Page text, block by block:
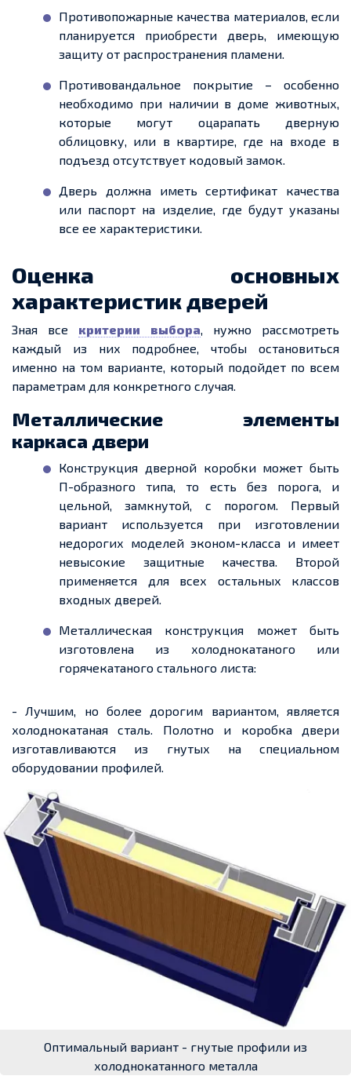
Противопожарные качества материалов, если
планируется приобрести дверь, имеющую
защиту от распространения пламени.
Противовандальное покрытие – особенно
необходимо при наличии в доме животных,
которые могут оцарапать дверную
облицовку, или в квартире, где на входе в
подъезд отсутствует кодовый замок.
Дверь должна иметь сертификат качества
или паспорт на изделие, где будут указаны
все ее характеристики.
Оценка основных
характеристик дверей
Зная все критерии выбора, нужно рассмотреть
каждый из них подробнее, чтобы остановиться
именно на том варианте, который подойдет по всем
параметрам для конкретного случая.
Металлические элементы
каркаса двери
Конструкция дверной коробки может быть
П-образного типа, то есть без порога, и
цельной, замкнутой, с порогом. Первый
вариант используется при изготовлении
недорогих моделей эконом-класса и имеет
невысокие защитные качества. Второй
применяется для всех остальных классов
входных дверей.
Металлическая конструкция может быть
изготовлена из холоднокатаного или
горячекатаного стального листа:
- Лучшим, но более дорогим вариантом, является
холоднокатаная сталь. Полотно и коробка двери
изготавливаются из гнутых на специальном
оборудовании профилей.
Оптимальный вариант - гнутые профили из
холоднокатанного металла